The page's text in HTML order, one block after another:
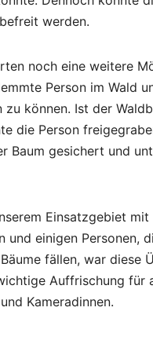
werden.
noch eine weitere
Person im Wald
zu können. Ist der
die Person
Baum gesichert und
Einsatzgebiet mit
und einigen Personen,
fällen, war diese
Auffrischung für
Kameradinnen.